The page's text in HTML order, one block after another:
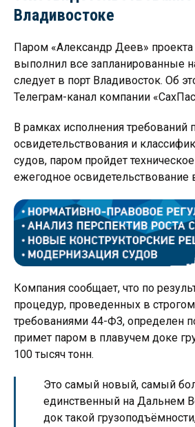
Владивостоке
Паром «Александр Деев» проекта
выполнил все запланированные
следует в порт Владивосток. Об
Телеграм-канал компании
В рамках исполнения
освидетельствования и
судов, паром пройдет
ежегодное освидетельствование
Компания сообщает, что по
процедур, проведенных в строгом
требованиями 44-ФЗ, определен
примет паром в плавучем доке
100 тысяч тонн.
Это самый новый, самый
единственный на Дальнем
док такой